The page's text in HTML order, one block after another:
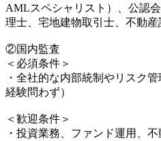
AMLスペシャリスト）、公認
理士、宅地建物取引士、不動
②国内監査
＜必須条件＞
・全社的な内部統制やリスク
経験問わず）
＜歓迎条件＞
・投資業務、ファンド運用、